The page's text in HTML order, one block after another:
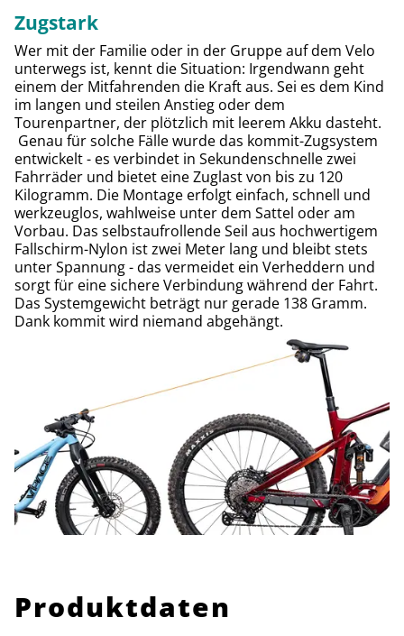
Zugstark
Wer mit der Familie oder in der Gruppe auf dem Velo
unterwegs ist, kennt die Situation: Irgendwann geht
einem der Mitfahrenden die Kraft aus. Sei es dem Kind
im langen und steilen Anstieg oder dem
Tourenpartner, der plötzlich mit leerem Akku dasteht.
Genau für solche Fälle wurde das kommit-Zugsystem
entwickelt - es verbindet in Sekundenschnelle zwei
Fahrräder und bietet eine Zuglast von bis zu 120
Kilogramm. Die Montage erfolgt einfach, schnell und
werkzeuglos, wahlweise unter dem Sattel oder am
Vorbau. Das selbstaufrollende Seil aus hochwertigem
Fallschirm-Nylon ist zwei Meter lang und bleibt stets
unter Spannung - das vermeidet ein Verheddern und
sorgt für eine sichere Verbindung während der Fahrt.
Das Systemgewicht beträgt nur gerade 138 Gramm.
Dank kommit wird niemand abgehängt.
Produktdaten